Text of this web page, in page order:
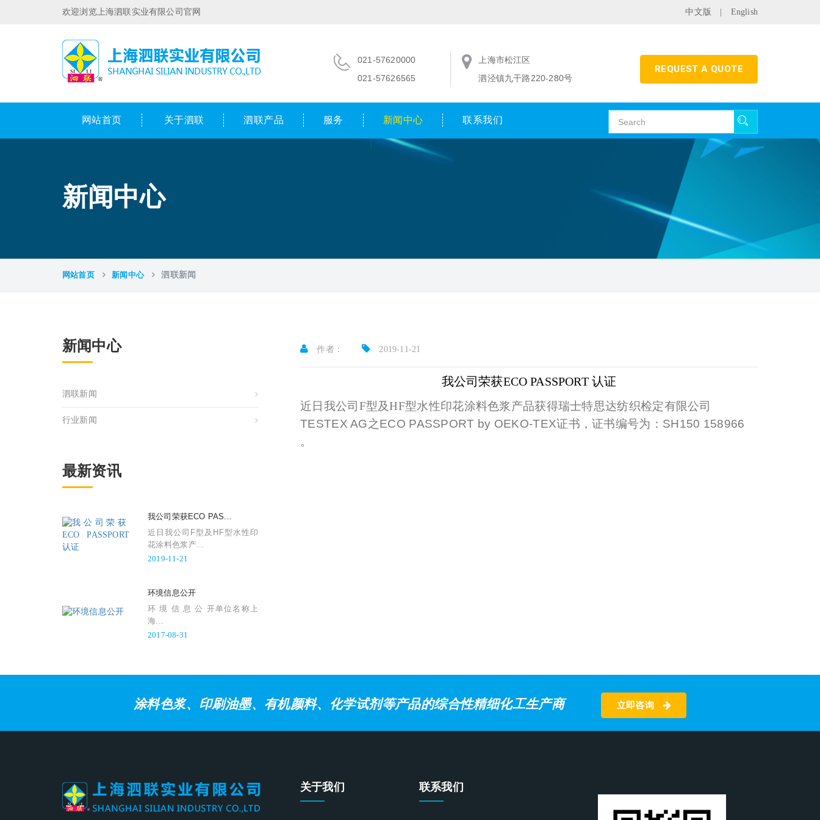
欢迎浏览上海泗联实业有限公司官网 中文版 English
上海市松江区
泗泾镇九干路220-280号
021-57620000
021-57626565
REQUEST A QUOTE
网站首页 关于泗联 泗联产品 服务 新闻中心 联系我们
新闻中心
网站首页 新闻中心 泗联新闻
新闻中心
泗联新闻
行业新闻
最新资讯
我公司荣获ECO PAS...
近日我公司F型及HF型水性印
花涂料色浆产...
2019-11-21
环境信息公开
环 境 信 息 公 开单位名称上
海...
2017-08-31
作者： 2019-11-21
我公司荣获ECO PASSPORT 认证
近日我公司F型及HF型水性印花涂料色浆产品获得瑞士特思达纺织检定有限公司
TESTEX AG之ECO PASSPORT by OEKO-TEX证书，证书编号为： SH150 158966
。
涂料色浆、印刷油墨、有机颜料、化学试剂等产品的综合性精细化工生产商 立即咨询
关于我们 联系我们